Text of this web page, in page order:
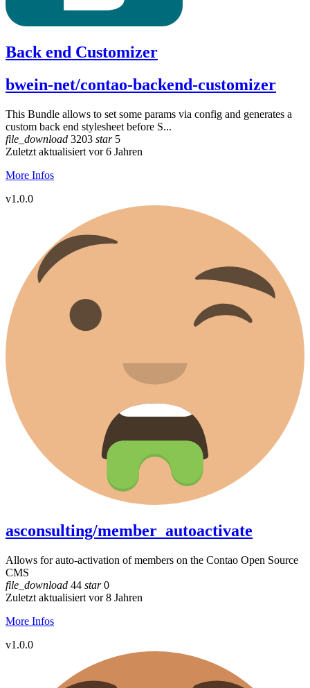
Back end Customizer
bwein-net/contao-backend-customizer
This Bundle allows to set some params via config and generates a
custom back end stylesheet before S...
file_download 3203 star5
Zuletzt aktualisiert vor 6 Jahren
More Infos
v1.0.0
asconsulting/member_autoactivate
Allows for auto-activation of members on the Contao Open Source
CMS
file_download 44 star0
Zuletzt aktualisiert vor 8 Jahren
More Infos
v1.0.0